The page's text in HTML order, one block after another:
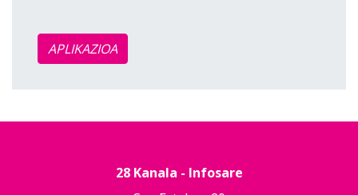
APLIKAZIOA
28 Kanala - Infosare